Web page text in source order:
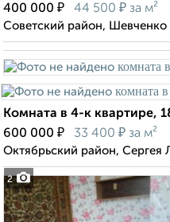
400 000 ₽ 44 500 ₽ за м²
Советский район,
2
Комната в 4-к квартире,
600 000 ₽ 33 400 ₽ за м²
Октябрьский район, Сергея